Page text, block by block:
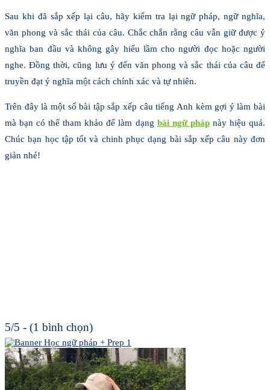
Sau khi đã sắp xếp lại câu, hãy kiểm tra lại ngữ pháp, ngữ nghĩa,
văn phong và sắc thái của câu. Chắc chắn rằng câu vẫn giữ được ý
nghĩa ban đầu và không gây hiểu lầm cho người đọc hoặc người
nghe. Đồng thời, cũng lưu ý đến văn phong và sắc thái của câu để
truyền đạt ý nghĩa một cách chính xác và tự nhiên.
Trên đây là một số bài tập sắp xếp câu tiếng Anh kèm gợi ý làm bài
mà bạn có thể tham khảo để làm dạng bài ngữ phápnày hiệu quả.
Chúc bạn học tập tốt và chinh phục dạng bài sắp xếp câu này đơn
giản nhé!
5/5 - (1 bình chọn)